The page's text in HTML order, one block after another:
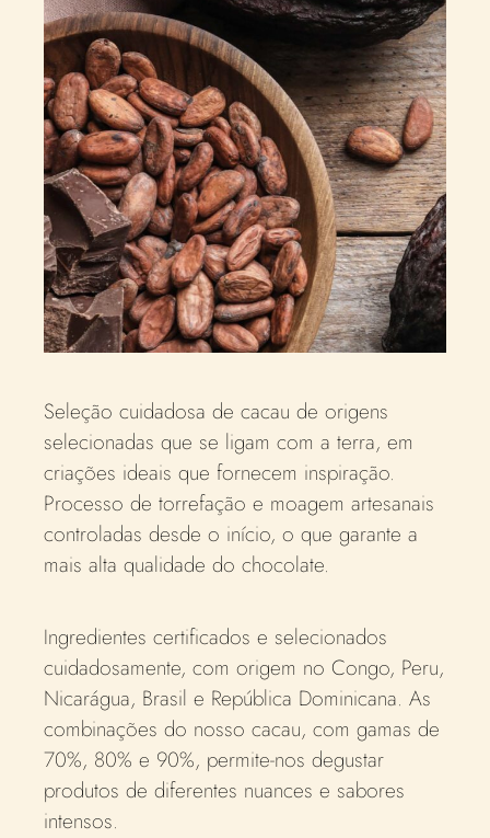
Seleção cuidadosa de cacau de origens
selecionadas que se ligam com a terra, em
criações ideais que fornecem inspiração.
Processo de torrefação e moagem artesanais
controladas desde o início, o que garante a
mais alta qualidade do chocolate.
Ingredientes certificados e selecionados
cuidadosamente, com origem no Congo, Peru,
Nicarágua, Brasil e República Dominicana. As
combinações do nosso cacau, com gamas de
70%, 80% e 90%, permite-nos degustar
produtos de diferentes nuances e sabores
intensos.